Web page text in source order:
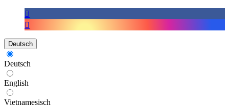
Deutsch
Deutsch
English
Vietnamesisch